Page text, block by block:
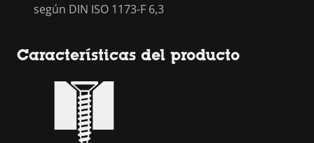
según DIN ISO 1173-F 6,3
Características del producto